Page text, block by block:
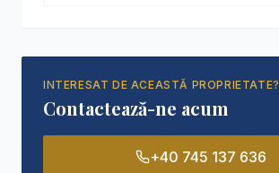
INTERESAT DE ACEASTĂ PROPRIETATE?
Contactează-ne acum
+40 745 137 636